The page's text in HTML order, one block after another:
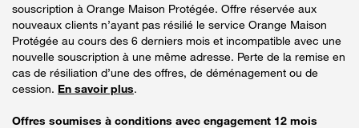
souscription à Orange Maison Protégée. Offre réservée aux
nouveaux clients n’ayant pas résilié le service Orange Maison
Protégée au cours des 6 derniers mois et incompatible avec une
nouvelle souscription à une même adresse. Perte de la remise en
cas de résiliation d’une des offres, de déménagement ou de
cession. En savoir plus.
Offres soumises à conditions avec engagement 12 mois